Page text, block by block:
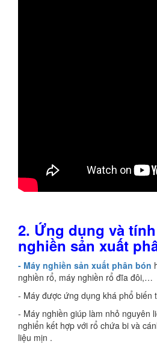
2. Ứng dụng và
nghiền sản xuất
- Máy nghiền sản xuất phân bón
nghiền rổ, máy nghiền rổ đĩa đôi,…
- Máy được ứng dụng khá phổ biến
- Máy nghiền giúp làm nhỏ nguyên
nghiển kết hợp với rổ chứa bi và
liệu mịn .